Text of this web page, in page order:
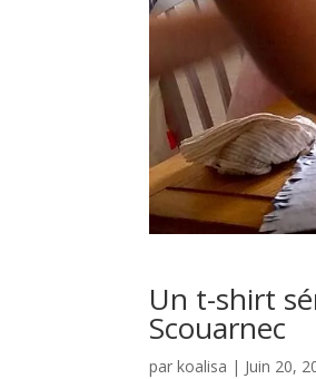
Un t-shirt
Scouarnec
parkoalisa | Juin 20,